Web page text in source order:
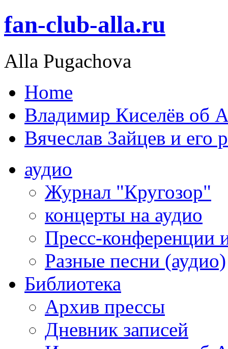
fan-club-alla.ru
Alla Pugachova
Home
Владимир Киселёв об
Вячеслав Зайцев и его
аудио
Журнал "Кругозор"
концерты на аудио
Пресс-конференции
Разные песни (аудио)
Библиотека
Архив прессы
Дневник записей